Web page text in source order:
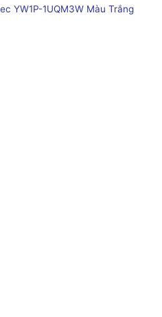
YW1P-1UQM3W Màu Trắng